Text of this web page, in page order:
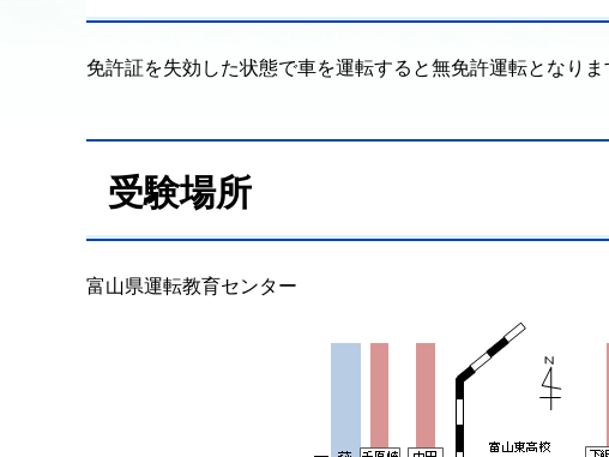
免許証を失効した状態で車を運転すると無免許運転となり
受験場所
富山県運転教育センター